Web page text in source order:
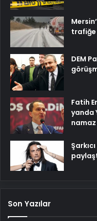
trafiğe
DEM
Fatih
yanda
namaz
Son Yazılar